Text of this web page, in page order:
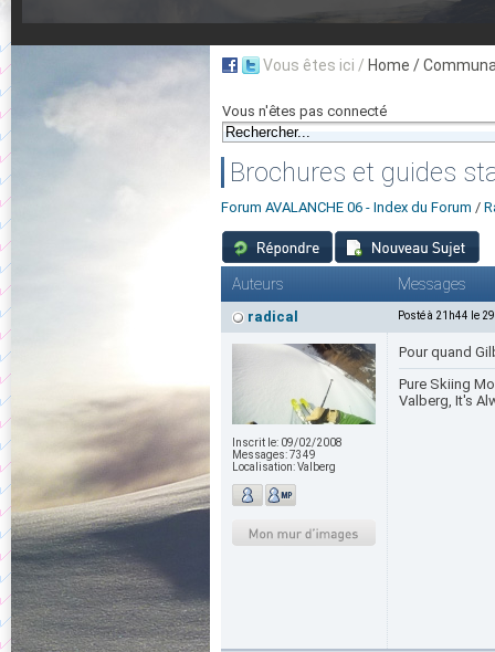
Vous êtes ici / Home /
Vous n'êtes pas connecté
Brochures et guides
Forum AVALANCHE 06 - Index du Forum /
Auteurs Messages
radical Posté à 21h44 le
Inscrit le: 09/02/2008
Messages:7349
Localisation:Valberg
Pour quand
Pure Skiing
Valberg, It's